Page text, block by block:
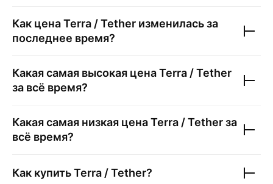
Как ценаTerra / Tether изменилась за
последнее время?
Какая самая высокая ценаTerra / Tether
за всё время?
Какая самая низкая ценаTerra / Tetherза
всё время?
Как купитьTerra / Tether?